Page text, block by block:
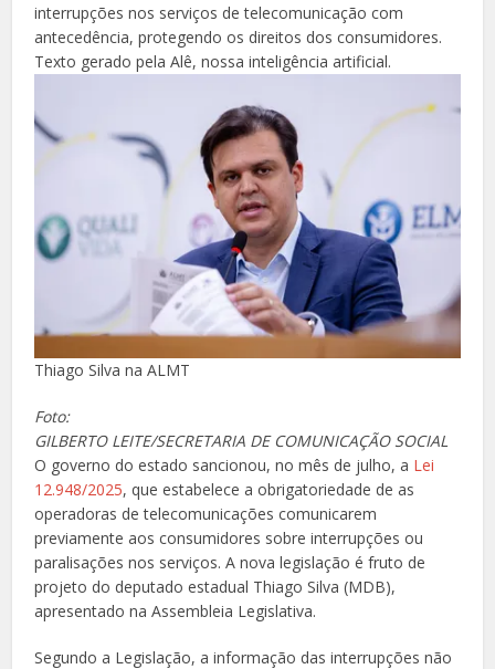
interrupções nos serviços de telecomunicação com
antecedência, protegendo os direitos dos consumidores.
Texto gerado pela Alê, nossa inteligência artificial.
Thiago Silva na ALMT
Foto:
GILBERTO LEITE/SECRETARIA DE COMUNICAÇÃO SOCIAL
O governo do estado sancionou, no mês de julho, a Lei
12.948/2025, que estabelece a obrigatoriedade de as
operadoras de telecomunicações comunicarem
previamente aos consumidores sobre interrupções ou
paralisações nos serviços. A nova legislação é fruto de
projeto do deputado estadual Thiago Silva (MDB),
apresentado na Assembleia Legislativa.
Segundo a Legislação, a informação das interrupções não